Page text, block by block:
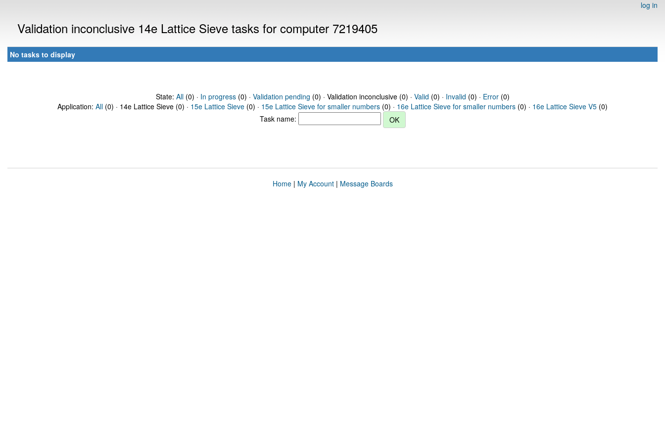
log in
Validation inconclusive 14e Lattice Sieve tasks for computer 7219405
No tasks to display
State: All(0) · In progress(0) · Validation pending (0) · Validation inconclusive (0) · Valid (0) · Invalid (0) · Error(0)
Application: All (0) · 14e Lattice Sieve (0) · 15e Lattice Sieve (0) · 15e Lattice Sieve for smaller numbers (0) · 16e Lattice Sieve for smaller numbers (0) · 16e Lattice Sieve V5 (0)
Task name:
Home| My Account| Message Boards